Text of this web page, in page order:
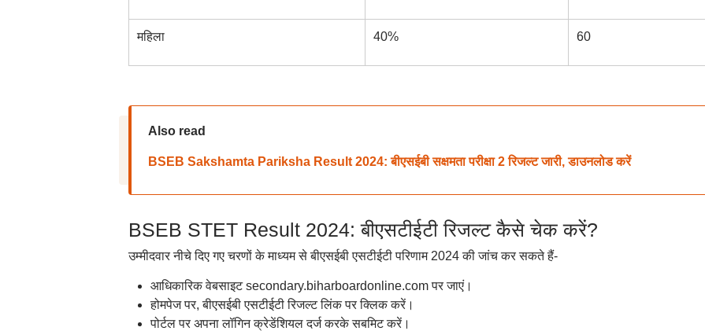
महिला 40% 60
Also read
BSEB Sakshamta Pariksha Result 2024: बीएसईबी सक्षमता परीक्षा 2 रिजल्ट जारी, डाउनलोड करें
BSEB STET Result 2024: बीएसटीईटी रिजल्ट कैसे चेक करें?
उम्मीदवार नीचे दिए गए चरणों के माध्यम से बीएसईबी एसटीईटी परिणाम 2024 की जांच कर सकते हैं-
आधिकारिक वेबसाइट secondary.biharboardonline.com पर जाएं।
होमपेज पर, बीएसईबी एसटीईटी रिजल्ट लिंक पर क्लिक करें।
पोर्टल पर अपना लॉगिन क्रेडेंशियल दर्ज करके सबमिट करें।